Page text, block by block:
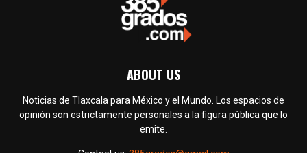
ABOUT US
Noticias de Tlaxcala para México y el Mundo. Los espacios de
opinión son estrictamente personales a la figura pública que lo
emite.